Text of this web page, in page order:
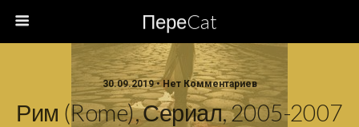
ПереCat
30.09.2019 • Нет Комментариев
Рим (Rome), Сериал, 2005-2007